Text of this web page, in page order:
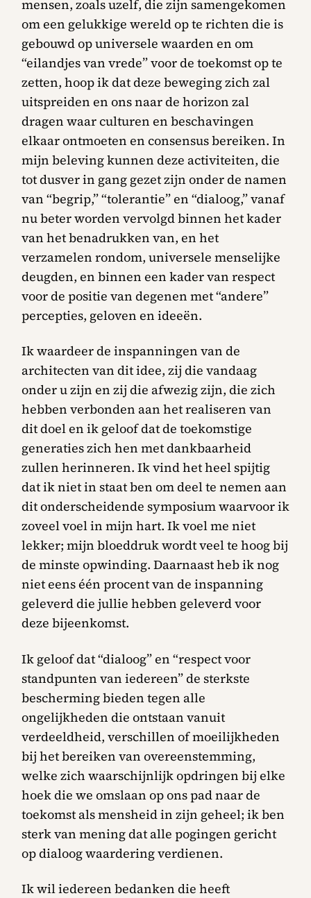
mensen, zoals uzelf, die zijn samengekomen
om een gelukkige wereld op te richten die is
gebouwd op universele waarden en om
“eilandjes van vrede” voor de toekomst op te
zetten, hoop ik dat deze beweging zich zal
uitspreiden en ons naar de horizon zal
dragen waar culturen en beschavingen
elkaar ontmoeten en consensus bereiken. In
mijn beleving kunnen deze activiteiten, die
tot dusver in gang gezet zijn onder de namen
van “begrip,” “tolerantie” en “dialoog,” vanaf
nu beter worden vervolgd binnen het kader
van het benadrukken van, en het
verzamelen rondom, universele menselijke
deugden, en binnen een kader van respect
voor de positie van degenen met “andere”
percepties, geloven en ideeën.
Ik waardeer de inspanningen van de
architecten van dit idee, zij die vandaag
onder u zijn en zij die afwezig zijn, die zich
hebben verbonden aan het realiseren van
dit doel en ik geloof dat de toekomstige
generaties zich hen met dankbaarheid
zullen herinneren. Ik vind het heel spijtig
dat ik niet in staat ben om deel te nemen aan
dit onderscheidende symposium waarvoor ik
zoveel voel in mijn hart. Ik voel me niet
lekker; mijn bloeddruk wordt veel te hoog bij
de minste opwinding. Daarnaast heb ik nog
niet eens één procent van de inspanning
geleverd die jullie hebben geleverd voor
deze bijeenkomst.
Ik geloof dat “dialoog” en “respect voor
standpunten van iedereen” de sterkste
bescherming bieden tegen alle
ongelijkheden die ontstaan vanuit
verdeeldheid, verschillen of moeilijkheden
bij het bereiken van overeenstemming,
welke zich waarschijnlijk opdringen bij elke
hoek die we omslaan op ons pad naar de
toekomst als mensheid in zijn geheel; ik ben
sterk van mening dat alle pogingen gericht
op dialoog waardering verdienen.
Ik wil iedereen bedanken die heeft